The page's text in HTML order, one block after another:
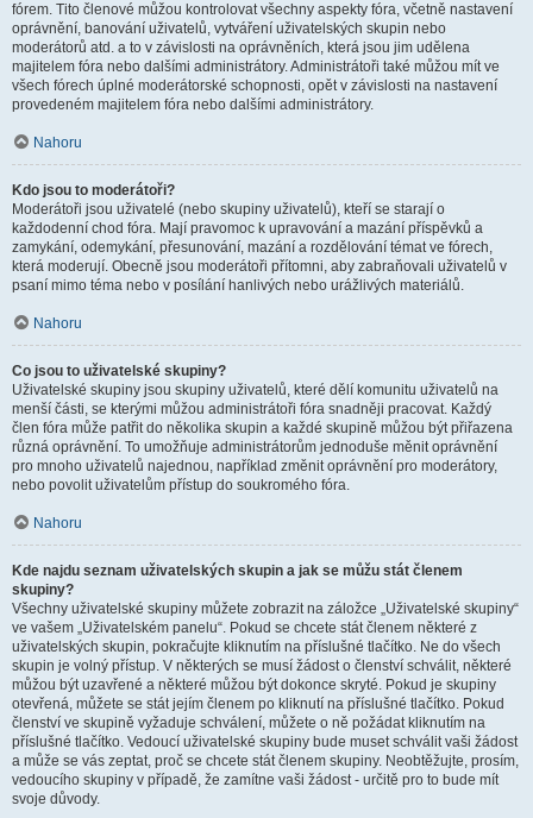
fórem. Tito členové můžou kontrolovat všechny aspekty fóra, včetně nastavení
oprávnění, banování uživatelů, vytváření uživatelských skupin nebo
moderátorů atd. a to v závislosti na oprávněních, která jsou jim udělena
majitelem fóra nebo dalšími administrátory. Administrátoři také můžou mít ve
všech fórech úplné moderátorské schopnosti, opět v závislosti na nastavení
provedeném majitelem fóra nebo dalšími administrátory.
Nahoru
Kdo jsou to moderátoři?
Moderátoři jsou uživatelé (nebo skupiny uživatelů), kteří se starají o
každodenní chod fóra. Mají pravomoc k upravování a mazání příspěvků a
zamykání, odemykání, přesunování, mazání a rozdělování témat ve fórech,
která moderují. Obecně jsou moderátoři přítomni, aby zabraňovali uživatelů v
psaní mimo téma nebo v posílání hanlivých nebo urážlivých materiálů.
Nahoru
Co jsou to uživatelské skupiny?
Uživatelské skupiny jsou skupiny uživatelů, které dělí komunitu uživatelů na
menší části, se kterými můžou administrátoři fóra snadněji pracovat. Každý
člen fóra může patřit do několika skupin a každé skupině můžou být přiřazena
různá oprávnění. To umožňuje administrátorům jednoduše měnit oprávnění
pro mnoho uživatelů najednou, například změnit oprávnění pro moderátory,
nebo povolit uživatelům přístup do soukromého fóra.
Nahoru
Kde najdu seznam uživatelských skupin a jak se můžu stát členem
skupiny?
Všechny uživatelské skupiny můžete zobrazit na záložce „Uživatelské skupiny“
ve vašem „Uživatelském panelu“. Pokud se chcete stát členem některé z
uživatelských skupin, pokračujte kliknutím na příslušné tlačítko. Ne do všech
skupin je volný přístup. V některých se musí žádost o členství schválit, některé
můžou být uzavřené a některé můžou být dokonce skryté. Pokud je skupiny
otevřená, můžete se stát jejím členem po kliknutí na příslušné tlačítko. Pokud
členství ve skupině vyžaduje schválení, můžete o ně požádat kliknutím na
příslušné tlačítko. Vedoucí uživatelské skupiny bude muset schválit vaši žádost
a může se vás zeptat, proč se chcete stát členem skupiny. Neobtěžujte, prosím,
vedoucího skupiny v případě, že zamítne vaši žádost - určitě pro to bude mít
svoje důvody.